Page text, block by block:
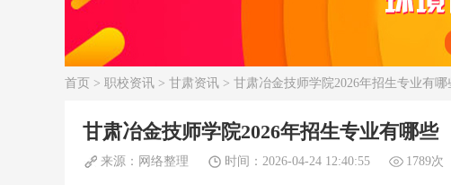
首页 > 职校资讯 > 甘肃资讯 > 甘肃冶金技师学院2026年招生专业有哪
甘肃冶金技师学院2026年招生专业有哪些
来源：网络整理 时间：2026-04-24 12:40:55 1789次